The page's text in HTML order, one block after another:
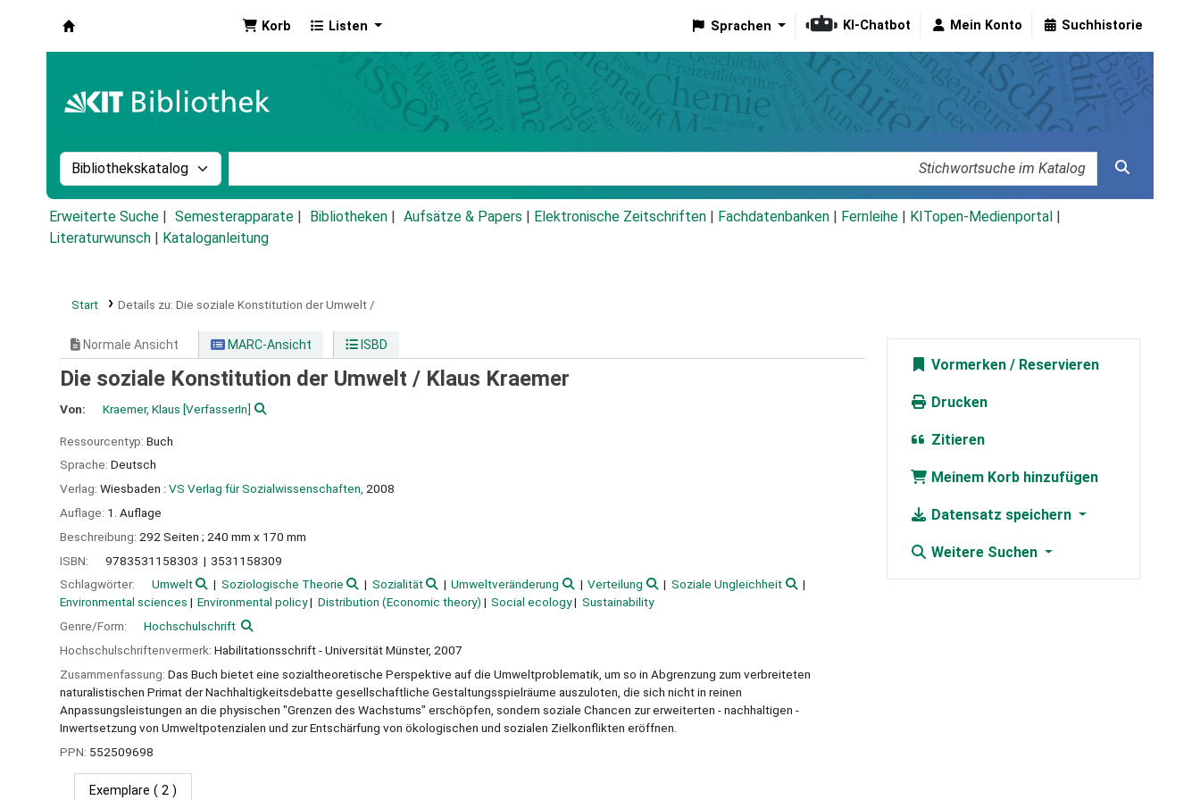
Korb Listen Sprachen KI-Chatbot Mein Konto Suchhistorie
Suche im Katalog nach:
Erweiterte Suche Semesterapparate Bibliotheken Aufsätze & Papers Elektronische Zeitschriften Fachdatenbanken Fernleihe KITopen-Medienportal
Literaturwunsch
Kataloganleitung
Start Details zu: Die soziale Konstitution der Umwelt /
Normale Ansicht MARC-Ansicht ISBD
Die soziale Konstitution der Umwelt / Klaus Kraemer
Von: Kraemer, Klaus [VerfasserIn]
Ressourcentyp: Buch
Sprache: Deutsch
Verlag: Wiesbaden : VS Verlag für Sozialwissenschaften, 2008
Auflage: 1. Auflage
Beschreibung: 292 Seiten ; 240 mm x 170 mm
ISBN:
9783531158303
3531158309
Schlagwörter:
Umwelt Soziologische Theorie Sozialität Umweltveränderung Verteilung
Soziale Ungleichheit
Environmental sciences
Environmental policy Distribution (Economic theory) Social ecology
Sustainability
Genre/Form:
Hochschulschrift
Hochschulschriftenvermerk: Habilitationsschrift - Universität Münster, 2007
Zusammenfassung: Das Buch bietet eine sozialtheoretische Perspektive auf die Umweltproblematik, um so in Abgrenzung zum verbreiteten
naturalistischen Primat der Nachhaltigkeitsdebatte gesellschaftliche Gestaltungsspielräume auszuloten, die sich nicht in reinen
Anpassungsleistungen an die physischen "Grenzen des Wachstums" erschöpfen, sondern soziale Chancen zur erweiterten - nachhaltigen -
Inwertsetzung von Umweltpotenzialen und zur Entschärfung von ökologischen und sozialen Zielkonflikten eröffnen.
PPN: 552509698
Exemplare ( 2 )
Vormerken
Drucken
Zitieren
Meinem Korb hinzufügen
Datensatz speichern
Weitere Suchen